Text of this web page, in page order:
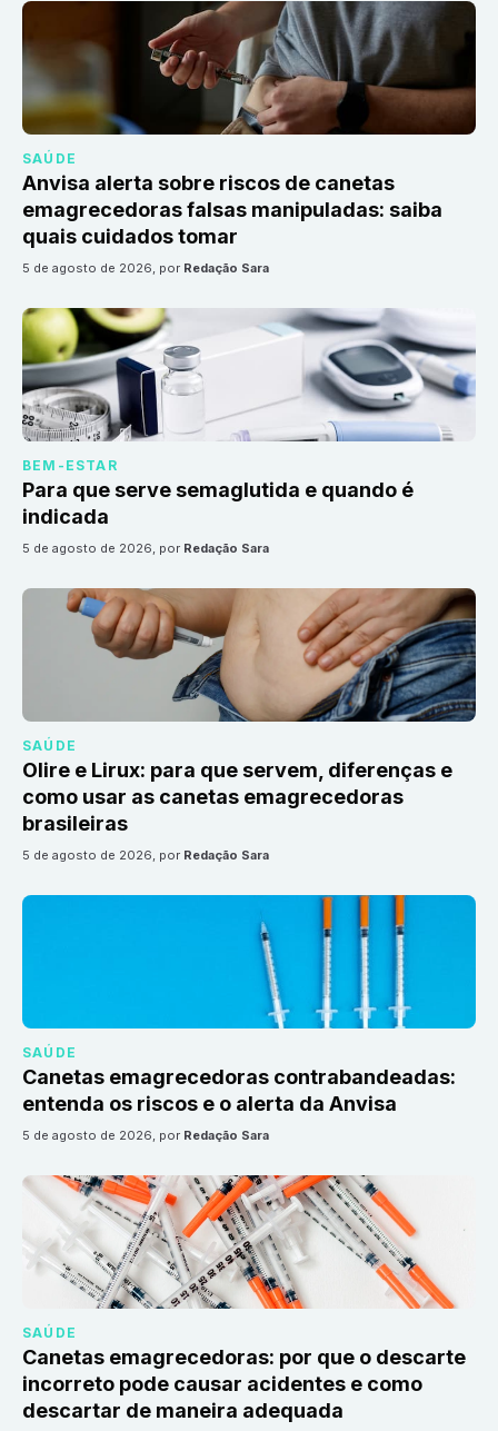
SAÚDE
Anvisa alerta sobre riscos de canetas
emagrecedoras falsas manipuladas: saiba
quais cuidados tomar
5 de agosto de 2026, por Redação Sara
BEM-ESTAR
Para que serve semaglutida e quando é
indicada
5 de agosto de 2026, por Redação Sara
SAÚDE
Olire e Lirux: para que servem, diferenças e
como usar as canetas emagrecedoras
brasileiras
5 de agosto de 2026, por Redação Sara
SAÚDE
Canetas emagrecedoras contrabandeadas:
entenda os riscos e o alerta da Anvisa
5 de agosto de 2026, por Redação Sara
SAÚDE
Canetas emagrecedoras: por que o descarte
incorreto pode causar acidentes e como
descartar de maneira adequada